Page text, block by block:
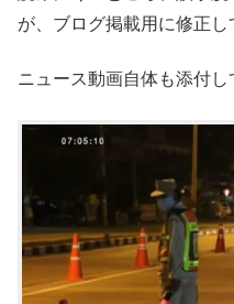
が、ブログ掲載用に修正し
ニュース動画自体も添付し